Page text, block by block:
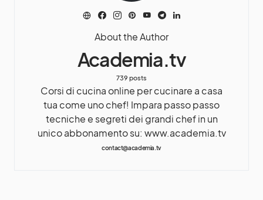
About the Author
Academia.tv
739 posts
Corsi di cucina online per cucinare a casa
tua come uno chef! Impara passo passo
tecniche e segreti dei grandi chef in un
unico abbonamento su: www.academia.tv
contact@academia.tv